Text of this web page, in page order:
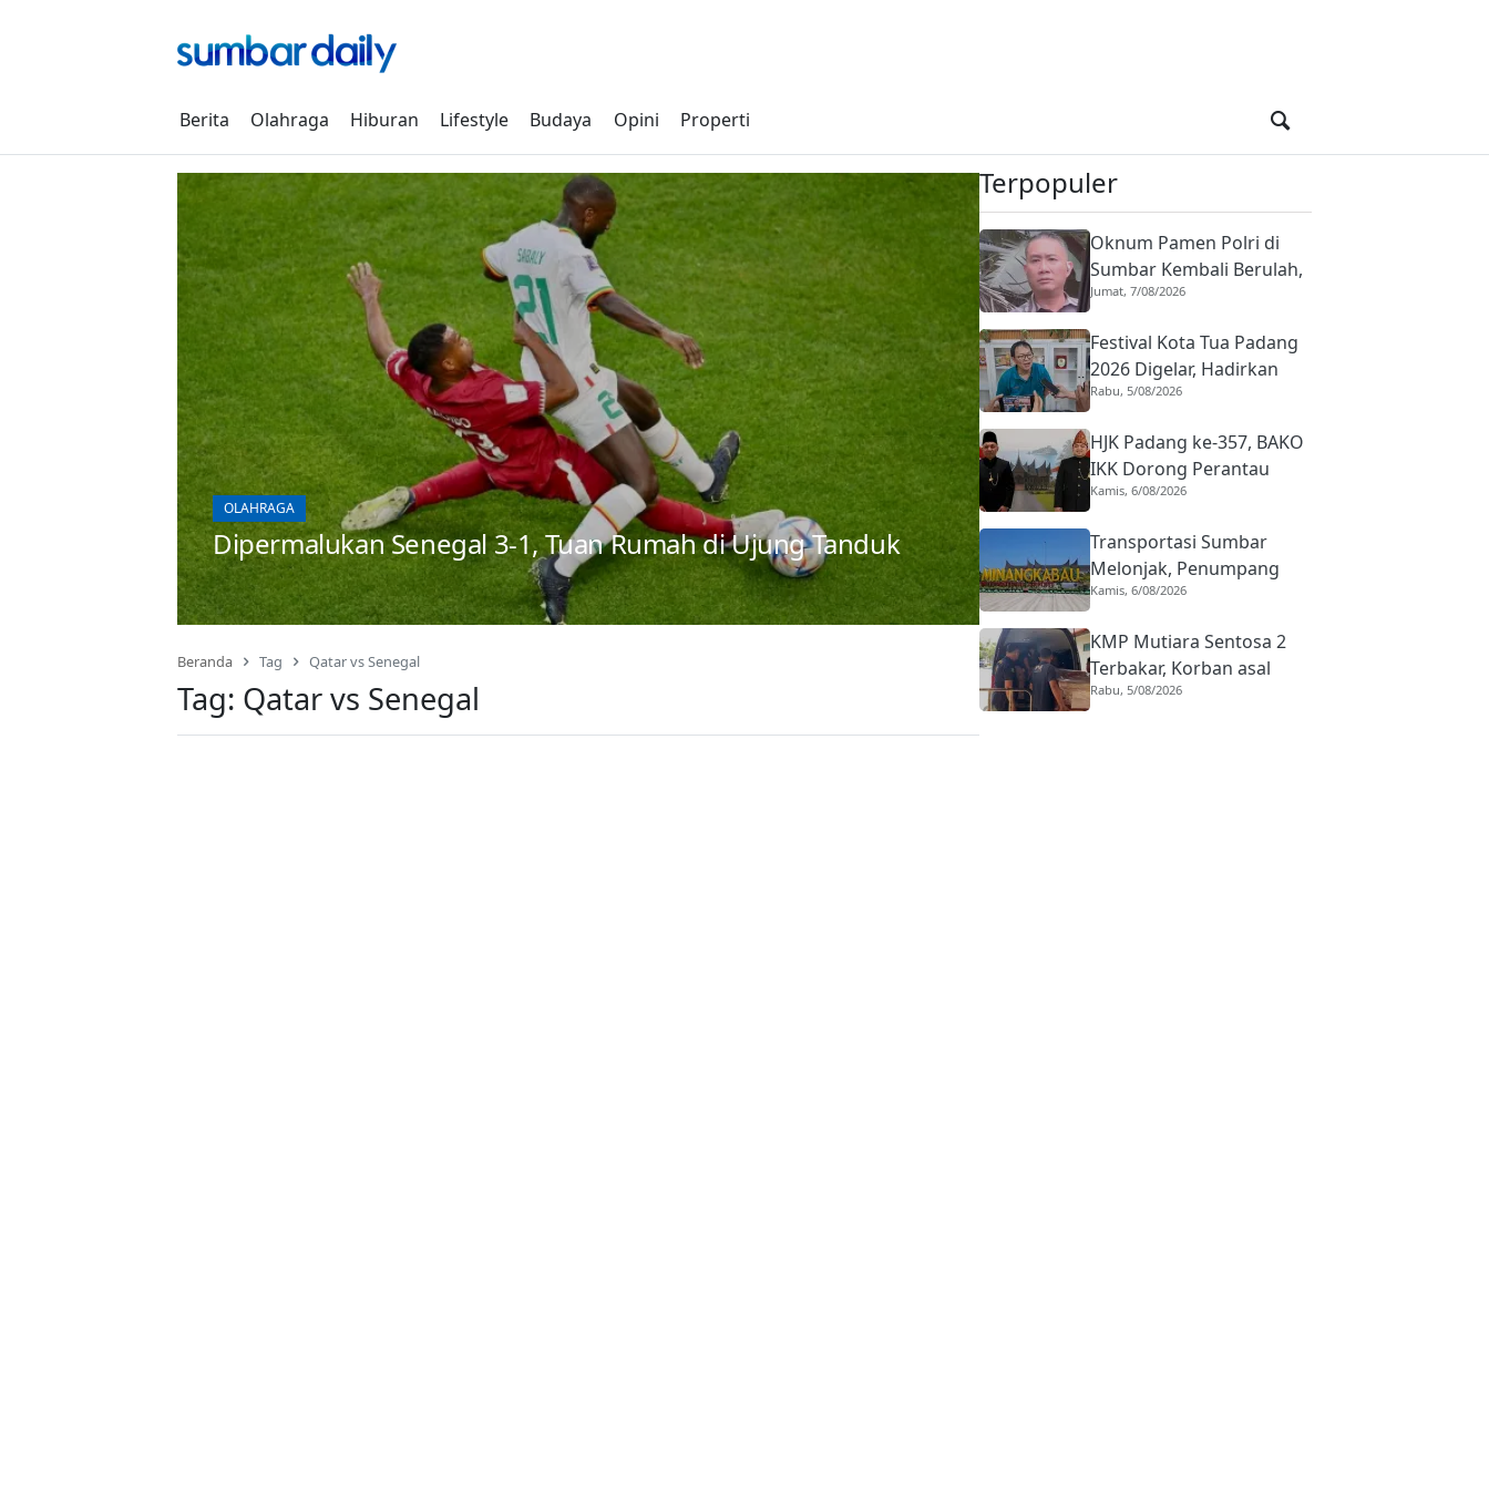
Berita Olahraga Hiburan Lifestyle Budaya Opini Properti
OLAHRAGA
Dipermalukan Senegal 3-1, Tuan Rumah di Ujung Tanduk
Beranda Tag Qatar vs Senegal
Tag: Qatar vs Senegal
Terpopuler
Oknum Pamen Polri di
Sumbar Kembali Berulah,
Dirreskrimum Diduga
dengan Seorang Sopir
Jumat, 7/08/2026
Festival Kota Tua Padang
2026 Digelar, Hadirkan
Peserta Barongsai dari
Rabu, 5/08/2026
HJK Padang ke-357, BAKO
IKK Dorong Perantau
Perkuat Budaya hingga
Kamis, 6/08/2026
Transportasi Sumbar
Melonjak, Penumpang
Pesawat Domestik dari
Persen
Kamis, 6/08/2026
KMP Mutiara Sentosa 2
Terbakar, Korban asal
Sumbar Rino Eka Putra
Rabu, 5/08/2026